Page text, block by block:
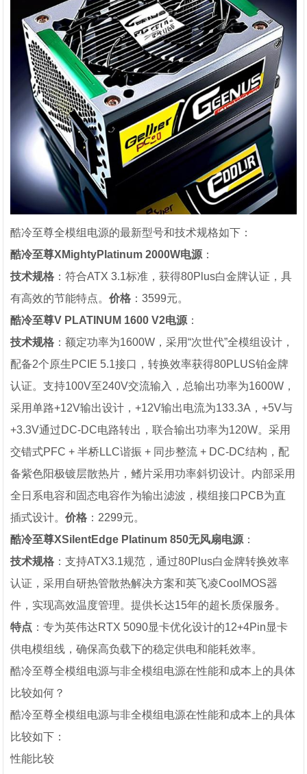
酷冷至尊全模组电源的最新型号和技术规格如下：
酷冷至尊XMightyPlatinum 2000W电源 ：
技术规格 ：符合ATX 3.1标准，获得80Plus白金牌认证，具
有高效的节能特点。价格 ：3599元。
酷冷至尊V PLATINUM 1600 V2电源 ：
技术规格 ：额定功率为1600W，采用“次世代”全模组设计，
配备2个原生PCIE 5.1接口，转换效率获得80PLUS铂金牌
认证。支持100V至240V交流输入，总输出功率为1600W，
采用单路+12V输出设计，+12V输出电流为133.3A，+5V与
+3.3V通过DC-DC电路转出，联合输出功率为120W。采用
交错式PFC + 半桥LLC谐振 + 同步整流 + DC-DC结构，配
备紫色阳极镀层散热片，鳍片采用功率斜切设计。内部采用
全日系电容和固态电容作为输出滤波，模组接口PCB为直
插式设计。价格 ：2299元。
酷冷至尊XSilentEdge Platinum 850无风扇电源 ：
技术规格 ：支持ATX3.1规范，通过80Plus白金牌转换效率
认证，采用自研热管散热解决方案和英飞凌CoolMOS器
件，实现高效温度管理。提供长达15年的超长质保服务。
特点 ：专为英伟达RTX 5090显卡优化设计的12+4Pin显卡
供电模组线，确保高负载下的稳定供电和能耗效率。
酷冷至尊全模组电源与非全模组电源在性能和成本上的具体
比较如何？
酷冷至尊全模组电源与非全模组电源在性能和成本上的具体
比较如下：
性能比较